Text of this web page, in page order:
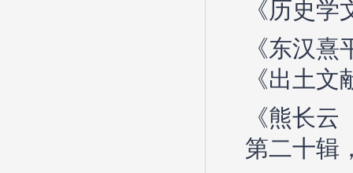
《历史
《东汉
《出土
《熊长
第二十辑